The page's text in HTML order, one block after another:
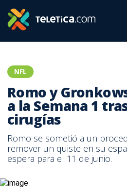
NFL
Romo y
a la Semana 1
cirugías
Romo se sometió a un
remover un quiste en su
espera para el 11 de junio.